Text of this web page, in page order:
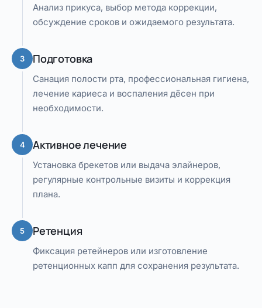
Анализ прикуса, выбор метода коррекции,
обсуждение сроков и ожидаемого результата.
3 Подготовка
Санация полости рта, профессиональная гигиена,
лечение кариеса и воспаления дёсен при
необходимости.
4 Активное лечение
Установка брекетов или выдача элайнеров,
регулярные контрольные визиты и коррекция
плана.
5 Ретенция
Фиксация ретейнеров или изготовление
ретенционных капп для сохранения результата.